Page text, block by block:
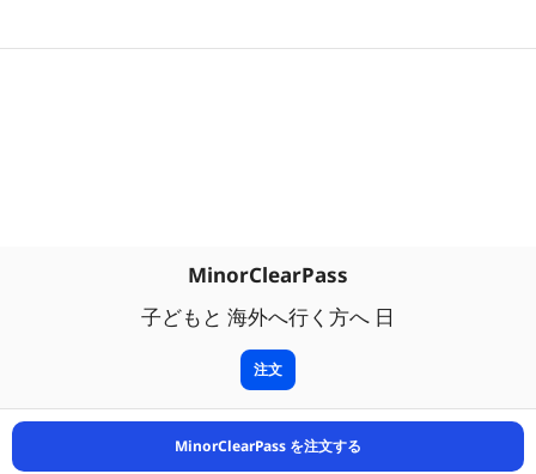
MinorClearPass
子どもと 海外へ行く方へ 日
注文
MinorClearPass を注文する